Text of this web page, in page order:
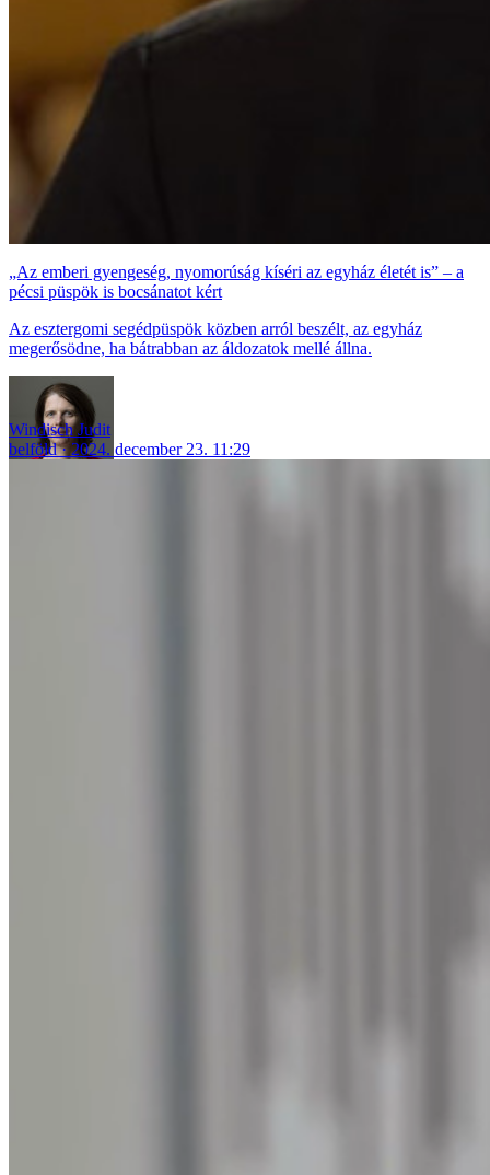
„Az emberi gyengeség, nyomorúság kíséri az egyház életét is” – a
pécsi püspök is bocsánatot kért
Az esztergomi segédpüspök közben arról beszélt, az egyház
megerősödne, ha bátrabban az áldozatok mellé állna.
Windisch Judit
belföld
2024. december 23. 11:29